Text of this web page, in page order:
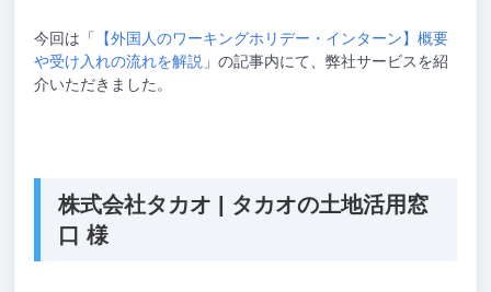
今回は「
【外国人のワーキングホリデー・インターン】概要
や受け入れの流れを解説 」の記事内にて、弊社サービスを紹
介いただきました。
株式会社タカオ | タカオの土地活用窓
口 様